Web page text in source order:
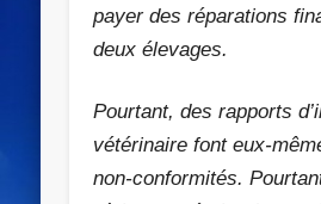
payer des réparations
deux élevages.
Pourtant, des rapports
vétérinaire font eux-
non-conformités.